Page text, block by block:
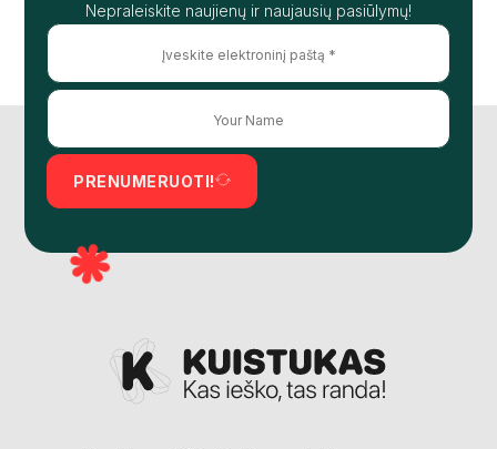
Nepraleiskite naujienų ir naujausių pasiūlymų!
PRENUMERUOTI!